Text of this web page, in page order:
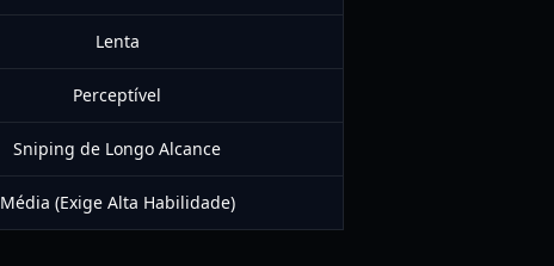
Lenta
Perceptível
Sniping de Longo Alcance
Média (Exige Alta Habilidade)